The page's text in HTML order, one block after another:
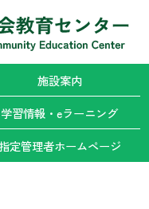
施設案内
学習情報・ eラーニング
指定管理者ホームページ